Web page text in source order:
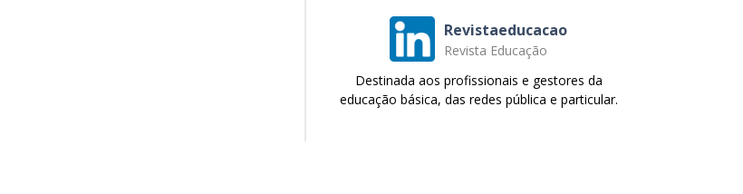
Revistaeducacao
Revista Educação
Destinada aos profissionais e gestores da
educação básica, das redes pública e particular.